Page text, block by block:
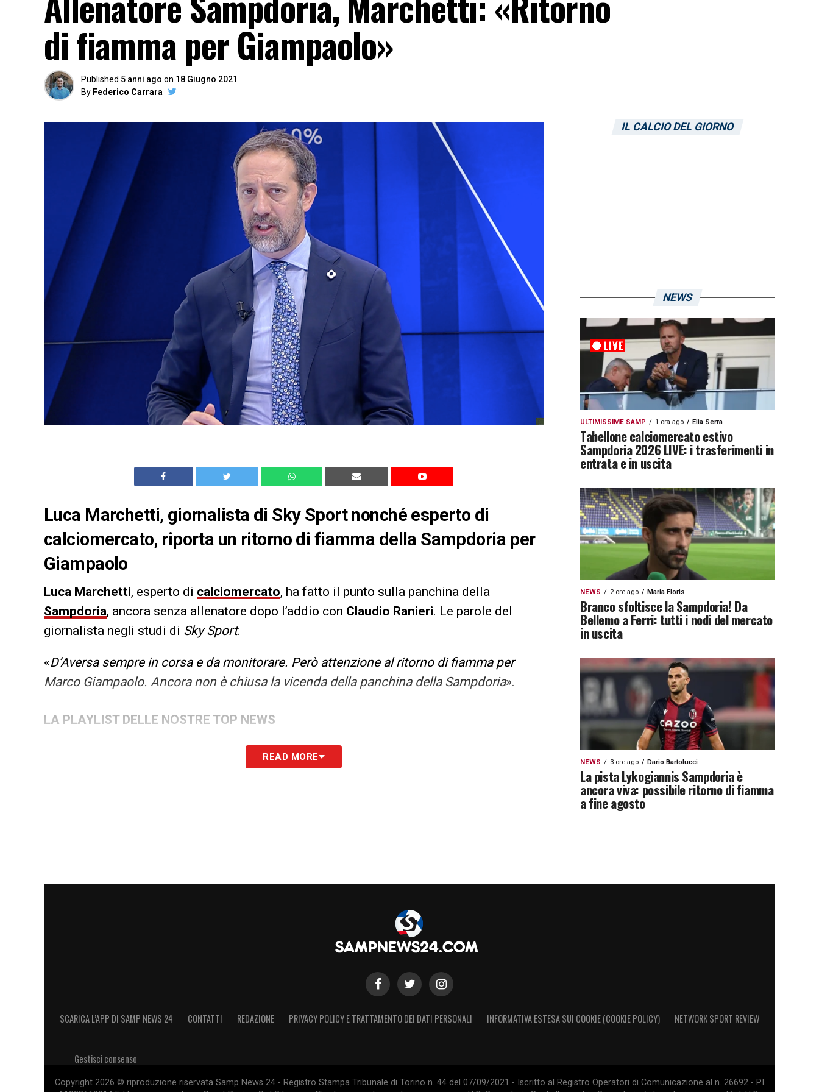
di fiamma per Giampaolo»
Published 5 anni ago on 18 Giugno 2021
By Federico Carrara
Luca Marchetti, giornalista di Sky Sport nonché esperto di
calciomercato, riporta un ritorno di fiamma della Sampdoria per
Giampaolo
Luca Marchetti, esperto di calciomercato, ha fatto il punto sulla panchina della
Sampdoria, ancora senza allenatore dopo l’addio con Claudio Ranieri. Le parole del
giornalista negli studi di Sky Sport.
«D’Aversa sempre in corsa e da monitorare. Però attenzione al ritorno di fiamma per
Marco Giampaolo. Ancora non è chiusa la vicenda della panchina della Sampdoria».
LA PLAYLIST DELLE NOSTRE TOP NEWS
READ MORE
IL CALCIO DEL GIORNO
NEWS
ULTIMISSIME SAMP 1 ora ago Elia Serra
Tabellone calciomercato estivo
Sampdoria 2026 LIVE: i trasferimenti in
entrata e in uscita
NEWS 2 ore ago Maria Floris
Branco sfoltisce la Sampdoria! Da
Bellemo a Ferri: tutti i nodi del mercato
in uscita
NEWS 3 ore ago Dario Bartolucci
La pista Lykogiannis Sampdoria è
ancora viva: possibile ritorno di fiamma
a fine agosto
SCARICA L’APP DI SAMP NEWS 24 CONTATTI REDAZIONE PRIVACY POLICY E TRATTAMENTO DEI DATI PERSONALI INFORMATIVA ESTESA SUI COOKIE (COOKIE POLICY) NETWORK SPORT REVIEW
Gestisci consenso
Copyright 2026 © riproduzione riservata Samp News 24 - Registro Stampa Tribunale di Torino n. 44 del 07/09/2021 - Iscritto al Registro Operatori di Comunicazione al n. 26692 - PI